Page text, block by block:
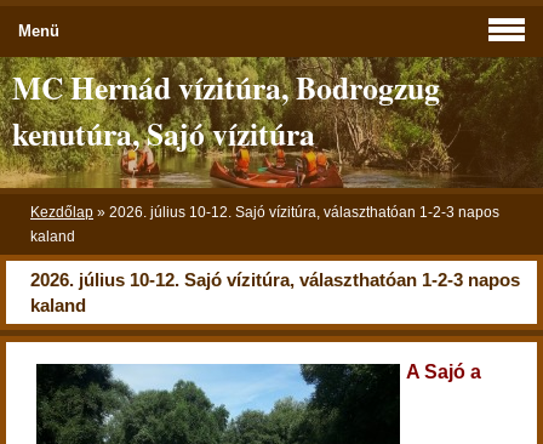
MC Hernád vízitúra, Bodrogzug
kenutúra, Sajó vízitúra
Kezdőlap » 2026. július 10-12. Sajó vízitúra, választhatóan 1-2-3 napos
kaland
2026. július 10-12. Sajó vízitúra, választhatóan 1-2-3 napos
kaland
A Sajó a
Menü